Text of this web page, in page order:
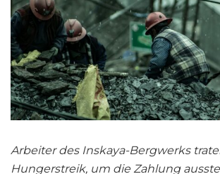
Arbeiter des Inskaya-Bergwerks
Hungerstreik, um die Zahlung